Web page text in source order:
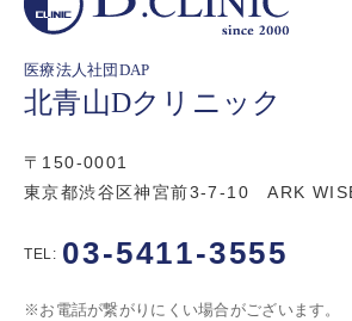
医療法人社団DAP
北青山Dクリニック
〒150-0001
東京都渋谷区神宮前3-7-10 ARK
TEL: 03-5411-3555
※お電話が繋がりにくい場合がございます。